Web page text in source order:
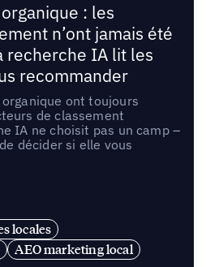
organique : les
n’ont jamais été
recherche IA lit les
recommander
organique ont toujours
de classement
IA ne choisit pas un camp –
décider si elle vous
locales
AEO marketing local